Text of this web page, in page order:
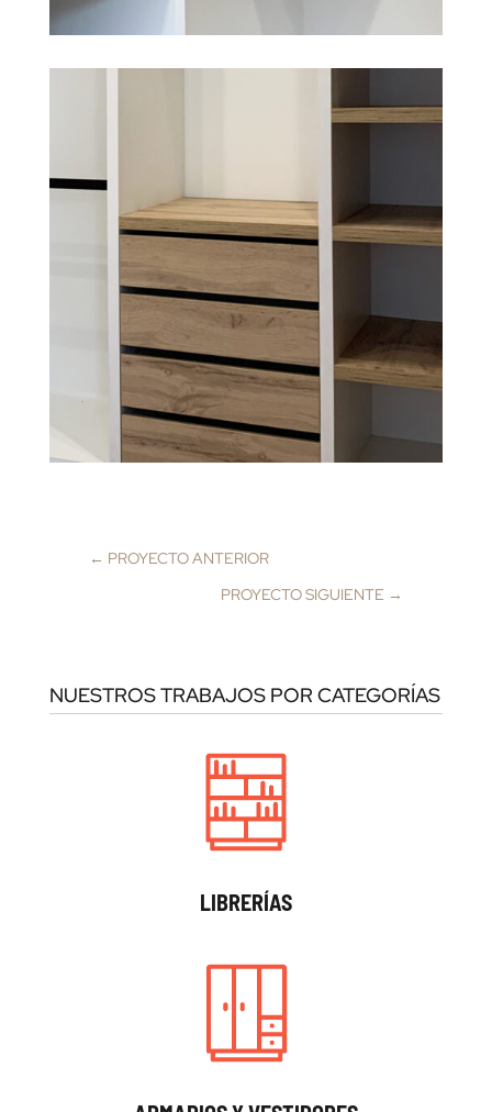
← PROYECTO ANTERIOR
PROYECTO SIGUIENTE →
NUESTROS TRABAJOS POR CATEGORÍAS
LIBRERÍAS